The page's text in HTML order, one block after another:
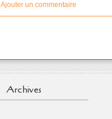
Ajouter un commentaire
Archives